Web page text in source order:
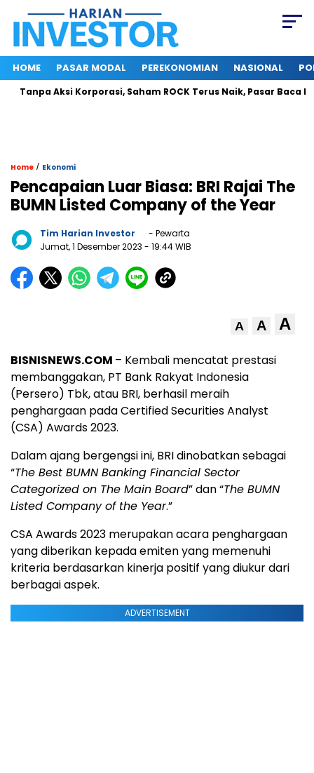
HOME PASAR MODAL PEREKONOMIAN NASIONAL
Tanpa Aksi Korporasi, Saham ROCK Terus Naik, Pasar Baca
Home / Ekonomi
Pencapaian Luar Biasa: BRI Rajai The
BUMN Listed Company of the Year
Tim Harian Investor
- Pewarta
Jumat, 1 Desember 2023 - 19:44 WIB
A A A
BISNISNEWS.COM – Kembali mencatat prestasi
membanggakan, PT Bank Rakyat Indonesia
(Persero) Tbk, atau BRI, berhasil meraih
penghargaan pada Certified Securities Analyst
(CSA) Awards 2023.
Dalam ajang bergengsi ini, BRI dinobatkan sebagai
“The Best BUMN Banking Financial Sector
Categorized on The Main Board” dan “The BUMN
Listed Company of the Year.”
CSA Awards 2023 merupakan acara penghargaan
yang diberikan kepada emiten yang memenuhi
kriteria berdasarkan kinerja positif yang diukur dari
berbagai aspek.
ADVERTISEMENT